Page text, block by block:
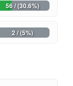
56 / (30.6%)
2 / (5%)